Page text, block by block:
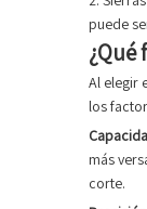
puede
Al elegir
los
más
corte.